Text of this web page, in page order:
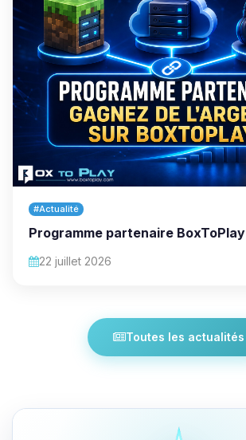
#Actualité
Programme partenaire BoxToPlay
22 juillet 2026
Toutes les actualités